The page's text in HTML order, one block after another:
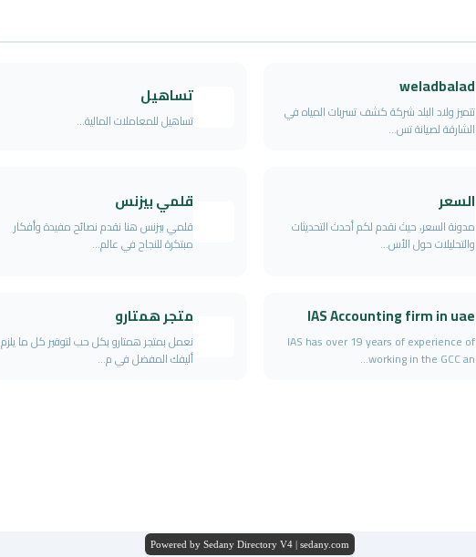
weladbalad
تتميز ولاد البلد شركة كشف تسربات المياه في
الشارقة لصيانة تس...
تساهيل
تساهيل للمعاملات المالية...
السعر
مدونة السعر، حيث نقدم لكم أحدث التحديثات
والتحليلات حول الأس...
قلمي بيزنس
قلمي بيزنس هنا نقدم نصائح مفيدة وأفكار
مبتكرة للنجاح في عالم...
IAS Accounting firm in uae
IAS has over 19 years of experience of
working in the GCC an...
متجر همتارو
نعمل بمتجر همتارو بكل حب لتوفير كل ما يلزم
أليفك المفضل في م...
Powered by Sedany Directory V4 | sedany.com